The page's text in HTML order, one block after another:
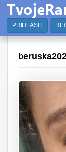
PŘIHLÁSIT